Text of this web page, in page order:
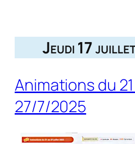
Jeudi 17
Animations du
27/7/2025